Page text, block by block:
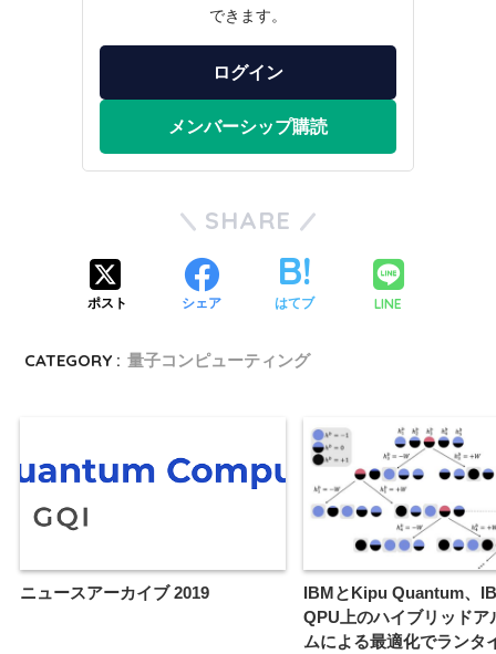
できます。
ログイン
メンバーシップ購読
SHARE
ポスト シェア はてブ LINE
CATEGORY : 量子コンピューティング
ニュースアーカイブ 2019
IBMとKipu Quantum、
QPU上のハイブリッドア
ムによる最適化でランタ